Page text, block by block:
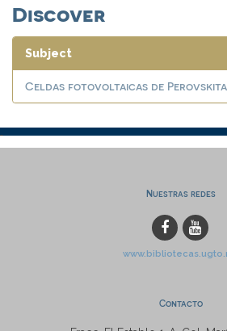
Discover
Subject
Celdas fotovoltaicas de Perovskita
Nuestras redes
Contacto